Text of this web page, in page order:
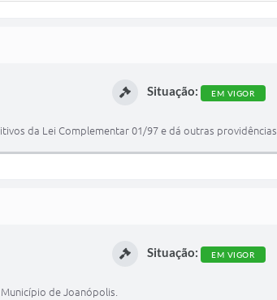
Situação: EM VIGOR
da Lei Complementar 01/97 e dá outras providências.
Situação: EM VIGOR
de Joanópolis.